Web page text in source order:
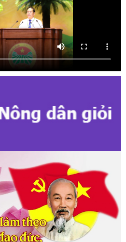
tuyên truyền cuộc bầu cử ĐB Quốc
nhân dân các cấp nhiệm kỳ 2026 - 2031
hội Hội Nông dân các cấp và Đại hội
Việt Nam lần thứ IX, nhiệm kỳ 2026
kỳ 2026 - 2031